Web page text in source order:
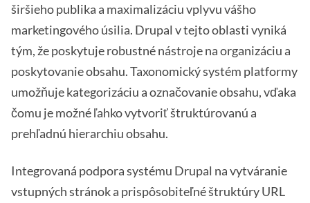
širšieho publika a maximalizáciu vplyvu vášho
marketingového úsilia. Drupal v tejto oblasti vyniká
tým, že poskytuje robustné nástroje na organizáciu a
poskytovanie obsahu. Taxonomický systém platformy
umožňuje kategorizáciu a označovanie obsahu, vďaka
čomu je možné ľahko vytvoriť štruktúrovanú a
prehľadnú hierarchiu obsahu.
Integrovaná podpora systému Drupal na vytváranie
vstupných stránok a prispôsobiteľné štruktúry URL